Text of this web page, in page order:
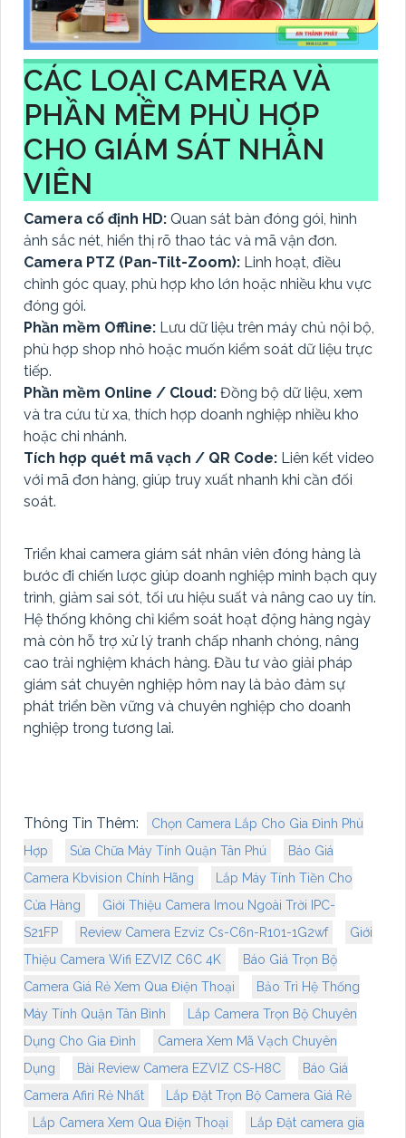
CÁC LOẠI CAMERA VÀ
PHẦN MỀM PHÙ HỢP
CHO GIÁM SÁT NHÂN
VIÊN
Camera cố định HD: Quan sát bàn đóng gói, hình
ảnh sắc nét, hiển thị rõ thao tác và mã vận đơn.
Camera PTZ (Pan-Tilt-Zoom): Linh hoạt, điều
chỉnh góc quay, phù hợp kho lớn hoặc nhiều khu vực
đóng gói.
Phần mềm Offline: Lưu dữ liệu trên máy chủ nội bộ,
phù hợp shop nhỏ hoặc muốn kiểm soát dữ liệu trực
tiếp.
Phần mềm Online / Cloud: Đồng bộ dữ liệu, xem
và tra cứu từ xa, thích hợp doanh nghiệp nhiều kho
hoặc chi nhánh.
Tích hợp quét mã vạch / QR Code: Liên kết video
với mã đơn hàng, giúp truy xuất nhanh khi cần đối
soát.
Triển khai camera giám sát nhân viên đóng hàng là
bước đi chiến lược giúp doanh nghiệp minh bạch quy
trình, giảm sai sót, tối ưu hiệu suất và nâng cao uy tín.
Hệ thống không chỉ kiểm soát hoạt động hàng ngày
mà còn hỗ trợ xử lý tranh chấp nhanh chóng, nâng
cao trải nghiệm khách hàng. Đầu tư vào giải pháp
giám sát chuyên nghiệp hôm nay là bảo đảm sự
phát triển bền vững và chuyên nghiệp cho doanh
nghiệp trong tương lai.
Thông Tin Thêm:
Chọn Camera Lắp Cho Gia Đình Phù
Hợp
Sửa Chữa Máy Tính Quận Tân Phú
Báo Giá
Camera Kbvision Chính Hãng
Lắp Máy Tính Tiền Cho
Cửa Hàng
Giới Thiệu Camera Imou Ngoài Trời IPC-
S21FP
Review Camera Ezviz Cs-C6n-R101-1G2wf
Giới
Thiệu Camera Wifi EZVIZ C6C 4K
Báo Giá Trọn Bộ
Camera Giá Rẻ Xem Qua Điện Thoại
Bảo Trì Hệ Thống
Máy Tính Quận Tân Bình
Lắp Camera Trọn Bộ Chuyên
Dụng Cho Gia Đình
Camera Xem Mã Vạch Chuyên
Dụng
Bài Review Camera EZVIZ CS-H8C
Báo Giá
Camera Afiri Rẻ Nhất
Lắp Đặt Trọn Bộ Camera Giá Rẻ
Lắp Camera Xem Qua Điện Thoại
Lắp Đặt camera gia